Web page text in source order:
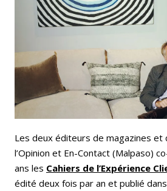
Email
Bluesky Whatsapp
Les deux éditeurs de magazines et
l’Opinion et En-Contact (Malpaso)
ans les Cahiers de l’Expérience
édité deux fois par an et publié